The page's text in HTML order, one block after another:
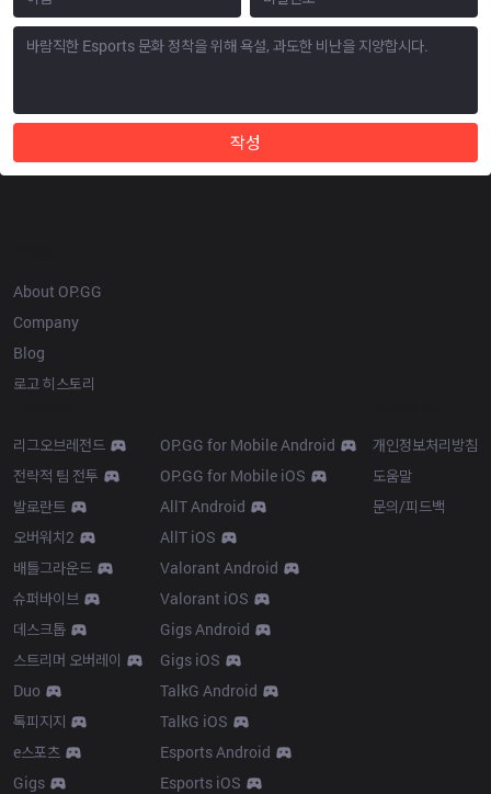
작성
About OP.GG
Company
Blog
로고 히스토리
리그오브레전드
전략적 팀 전투
발로란트
오버워치2
배틀그라운드
슈퍼바이브
데스크톱
스트리머 오버레이
Duo
톡피지지
e스포츠
Gigs
OP.GG for Mobile Android
OP.GG for Mobile iOS
AllT Android
AllT iOS
Valorant Android
Valorant iOS
Gigs Android
Gigs iOS
TalkG Android
TalkG iOS
Esports Android
Esports iOS
개인정보처리방침
도움말
문의/피드백